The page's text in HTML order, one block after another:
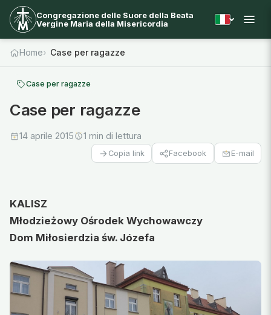
Congregazione delle Suore della Beata
Vergine Maria della Misericordia
Home Case per ragazze
Case per ragazze
Case per ragazze
14 aprile 2015 1 min di lettura
Copia link Facebook E-mail
KALISZ
Młodzieżowy Ośrodek Wychowawczy
Dom Miłosierdzia św. Józefa